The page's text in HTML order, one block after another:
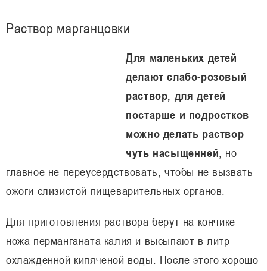
Раствор марганцовки
Для маленьких детей
делают слабо-розовый
раствор, для детей
постарше и подростков
можно делать раствор
чуть насыщенней , но
главное не переусердствовать, чтобы не вызвать
ожоги слизистой пищеварительных органов.
Для приготовления раствора берут на кончике
ножа перманганата калия и высыпают в литр
охлажденной кипяченой воды. После этого хорошо